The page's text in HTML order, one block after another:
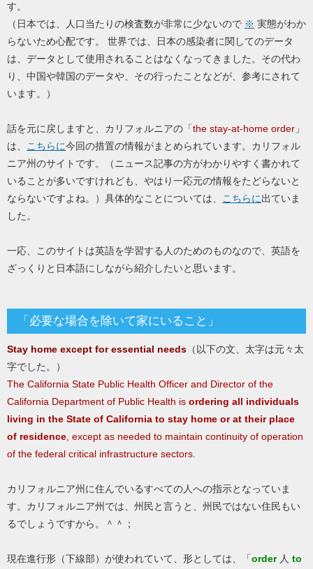
す。
（日本では、人口当たりの検査数が非常に少ないので ※ 実態がわか
らないため心配です。 世界では、日本の感染者に関してのデータ
は、データとして使用されることはなくなってきました。その代わ
り、中国や韓国のデータや、その行ったことなどが、参考にされて
います。）
話を元に戻しますと、カリフォルニアの「the stay-at-home order 」
は、
こちらに今回の措置の情報がまとめられています。カリフォル
ニア州のサイトです。（ニュース記事の方がわかりやすく書かれて
いることが多いですけれども、やはり一応元の情報をたどらないと
ならないですよね。）具体的なことについては、
こちらに出ていま
した。
一応、このサイトは英語を学習する人のためのものなので、英語を
ざっくりと日本語にしながら紹介したいと思います。
「必要な場合を除いて家にいること」
Stay home except for essential needs （以下の文、太字は元々太
字でした。）
The California State Public Health Officer and Director of the
California Department of Public Health is ordering all individuals
living in the State of California to stay home or at their place
of residence , except as needed to maintain continuity of operation
of the federal critical infrastructure sectors.
カリフォルニア州に住んでいるすべての人への指示となっていま
す。カリフォルニア州では、州民と言うと、州民ではない住民もい
るでしょうですから。＾＾；
現在進行形（下線部）が使われていて、形としては、「order 人 to